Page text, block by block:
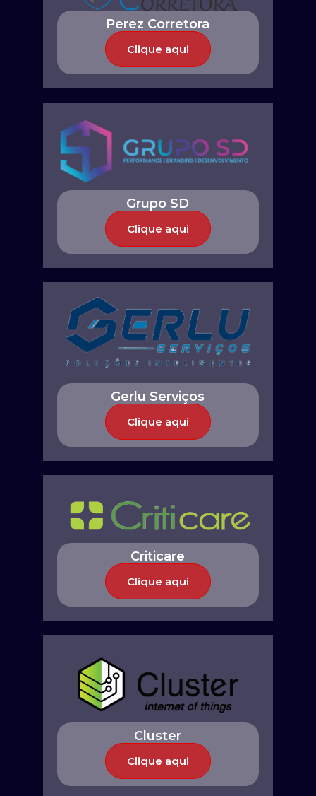
Perez Corretora
Clique aqui
Grupo SD
Clique aqui
Gerlu Serviços
Clique aqui
Criticare
Clique aqui
Cluster
Clique aqui